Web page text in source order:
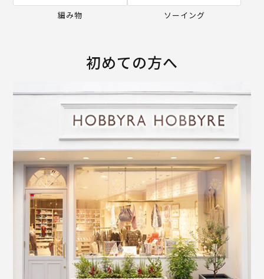
編み物 ソーイング
初めての方へ